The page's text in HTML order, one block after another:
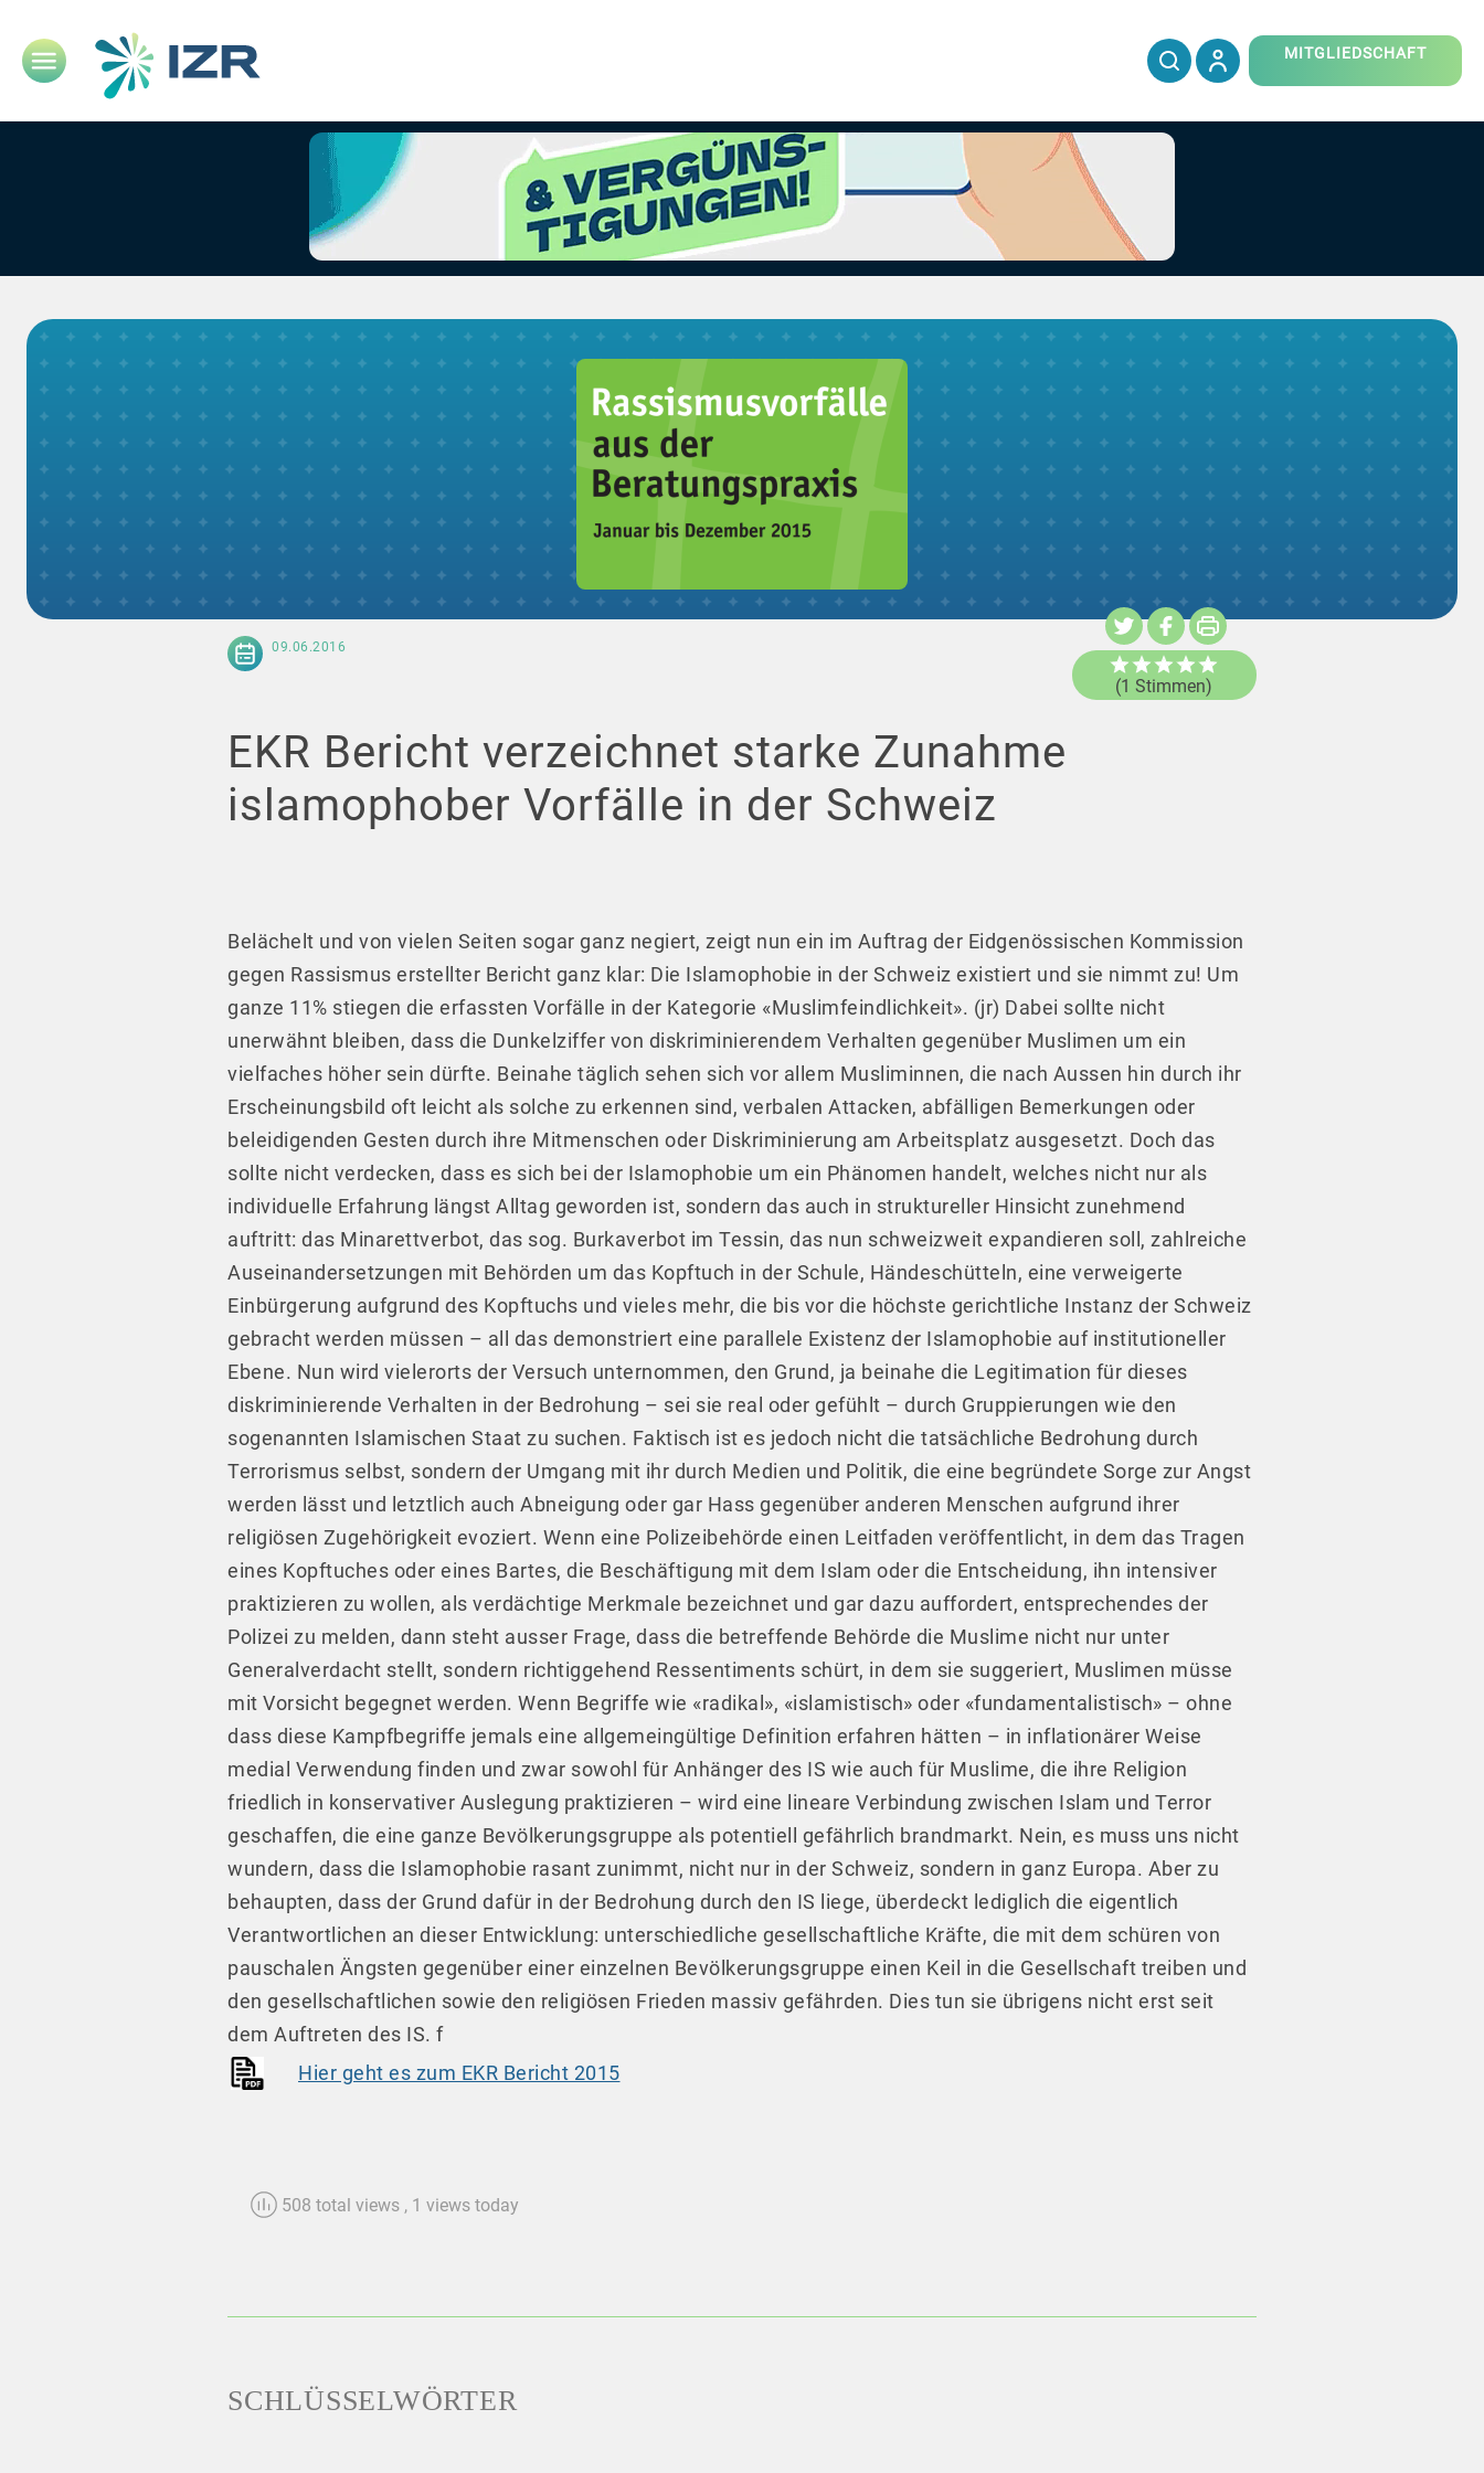
MITGLIEDSCHAFT
09.06.2016
(1 Stimmen)
EKR Bericht verzeichnet starke Zunahme
islamophober Vorfälle in der Schweiz
Belächelt und von vielen Seiten sogar ganz negiert, zeigt nun ein im Auftrag der Eidgenössischen Kommission
gegen Rassismus erstellter Bericht ganz klar: Die Islamophobie in der Schweiz existiert und sie nimmt zu! Um
ganze 11% stiegen die erfassten Vorfälle in der Kategorie «Muslimfeindlichkeit». (jr) Dabei sollte nicht
unerwähnt bleiben, dass die Dunkelziffer von diskriminierendem Verhalten gegenüber Muslimen um ein
vielfaches höher sein dürfte. Beinahe täglich sehen sich vor allem Musliminnen, die nach Aussen hin durch ihr
Erscheinungsbild oft leicht als solche zu erkennen sind, verbalen Attacken, abfälligen Bemerkungen oder
beleidigenden Gesten durch ihre Mitmenschen oder Diskriminierung am Arbeitsplatz ausgesetzt. Doch das
sollte nicht verdecken, dass es sich bei der Islamophobie um ein Phänomen handelt, welches nicht nur als
individuelle Erfahrung längst Alltag geworden ist, sondern das auch in struktureller Hinsicht zunehmend
auftritt: das Minarettverbot, das sog. Burkaverbot im Tessin, das nun schweizweit expandieren soll, zahlreiche
Auseinandersetzungen mit Behörden um das Kopftuch in der Schule, Händeschütteln, eine verweigerte
Einbürgerung aufgrund des Kopftuchs und vieles mehr, die bis vor die höchste gerichtliche Instanz der Schweiz
gebracht werden müssen – all das demonstriert eine parallele Existenz der Islamophobie auf institutioneller
Ebene. Nun wird vielerorts der Versuch unternommen, den Grund, ja beinahe die Legitimation für dieses
diskriminierende Verhalten in der Bedrohung – sei sie real oder gefühlt – durch Gruppierungen wie den
sogenannten Islamischen Staat zu suchen. Faktisch ist es jedoch nicht die tatsächliche Bedrohung durch
Terrorismus selbst, sondern der Umgang mit ihr durch Medien und Politik, die eine begründete Sorge zur Angst
werden lässt und letztlich auch Abneigung oder gar Hass gegenüber anderen Menschen aufgrund ihrer
religiösen Zugehörigkeit evoziert. Wenn eine Polizeibehörde einen Leitfaden veröffentlicht, in dem das Tragen
eines Kopftuches oder eines Bartes, die Beschäftigung mit dem Islam oder die Entscheidung, ihn intensiver
praktizieren zu wollen, als verdächtige Merkmale bezeichnet und gar dazu auffordert, entsprechendes der
Polizei zu melden, dann steht ausser Frage, dass die betreffende Behörde die Muslime nicht nur unter
Generalverdacht stellt, sondern richtiggehend Ressentiments schürt, in dem sie suggeriert, Muslimen müsse
mit Vorsicht begegnet werden. Wenn Begriffe wie «radikal», «islamistisch» oder «fundamentalistisch» – ohne
dass diese Kampfbegriffe jemals eine allgemeingültige Definition erfahren hätten – in inflationärer Weise
medial Verwendung finden und zwar sowohl für Anhänger des IS wie auch für Muslime, die ihre Religion
friedlich in konservativer Auslegung praktizieren – wird eine lineare Verbindung zwischen Islam und Terror
geschaffen, die eine ganze Bevölkerungsgruppe als potentiell gefährlich brandmarkt. Nein, es muss uns nicht
wundern, dass die Islamophobie rasant zunimmt, nicht nur in der Schweiz, sondern in ganz Europa. Aber zu
behaupten, dass der Grund dafür in der Bedrohung durch den IS liege, überdeckt lediglich die eigentlich
Verantwortlichen an dieser Entwicklung: unterschiedliche gesellschaftliche Kräfte, die mit dem schüren von
pauschalen Ängsten gegenüber einer einzelnen Bevölkerungsgruppe einen Keil in die Gesellschaft treiben und
den gesellschaftlichen sowie den religiösen Frieden massiv gefährden. Dies tun sie übrigens nicht erst seit
dem Auftreten des IS. f
Hier geht es zum EKR Bericht 2015
508 total views , 1 views today
SCHLÜSSELWÖRTER